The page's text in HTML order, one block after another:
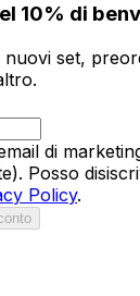
10% di
set,
di
Posso
Policy.